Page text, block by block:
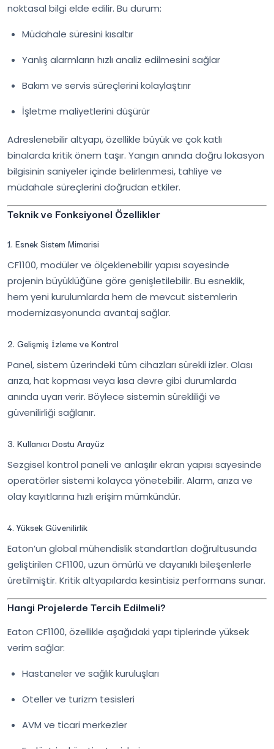
noktasal bilgi elde edilir. Bu durum:
Müdahale süresini kısaltır
Yanlış alarmların hızlı analiz edilmesini sağlar
Bakım ve servis süreçlerini kolaylaştırır
İşletme maliyetlerini düşürür
Adreslenebilir altyapı, özellikle büyük ve çok katlı
binalarda kritik önem taşır. Yangın anında doğru lokasyon
bilgisinin saniyeler içinde belirlenmesi, tahliye ve
müdahale süreçlerini doğrudan etkiler.
Teknik ve Fonksiyonel Özellikler
1. Esnek Sistem Mimarisi
CF1100, modüler ve ölçeklenebilir yapısı sayesinde
projenin büyüklüğüne göre genişletilebilir. Bu esneklik,
hem yeni kurulumlarda hem de mevcut sistemlerin
modernizasyonunda avantaj sağlar.
2. Gelişmiş İzleme ve Kontrol
Panel, sistem üzerindeki tüm cihazları sürekli izler. Olası
arıza, hat kopması veya kısa devre gibi durumlarda
anında uyarı verir. Böylece sistemin sürekliliği ve
güvenilirliği sağlanır.
3. Kullanıcı Dostu Arayüz
Sezgisel kontrol paneli ve anlaşılır ekran yapısı sayesinde
operatörler sistemi kolayca yönetebilir. Alarm, arıza ve
olay kayıtlarına hızlı erişim mümkündür.
4. Yüksek Güvenilirlik
Eaton’un global mühendislik standartları doğrultusunda
geliştirilen CF1100, uzun ömürlü ve dayanıklı bileşenlerle
üretilmiştir. Kritik altyapılarda kesintisiz performans sunar.
Hangi Projelerde Tercih Edilmeli?
Eaton CF1100, özellikle aşağıdaki yapı tiplerinde yüksek
verim sağlar:
Hastaneler ve sağlık kuruluşları
Oteller ve turizm tesisleri
AVM ve ticari merkezler